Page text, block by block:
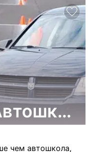
чем автошкола,